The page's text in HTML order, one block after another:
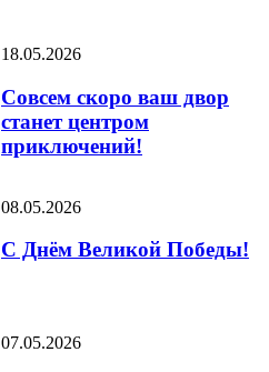
18.05.2026
Совсем скоро ваш двор
станет центром
приключений!
08.05.2026
С Днём Великой Победы!
07.05.2026